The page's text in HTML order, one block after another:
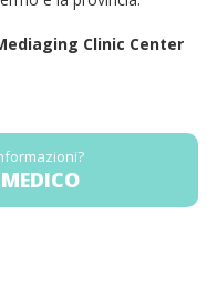
Clinic Center